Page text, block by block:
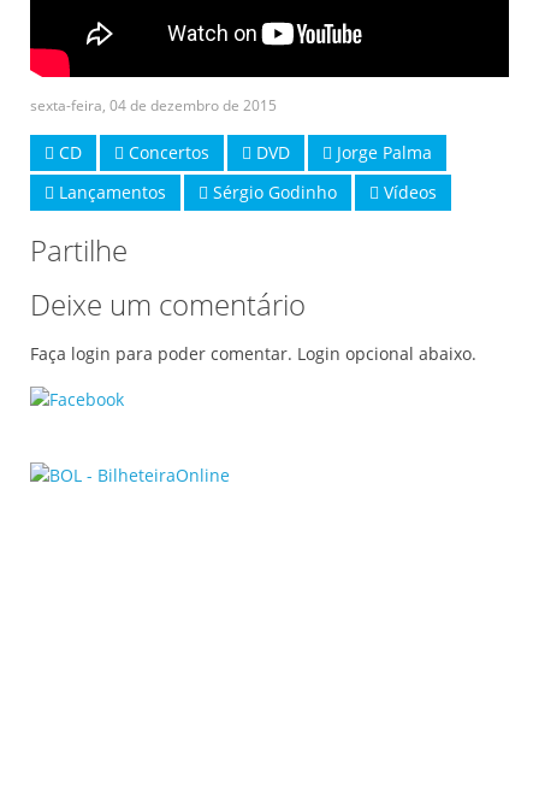
sexta-feira, 04 de dezembro de 2015
CD Concertos DVD
Jorge Palma
Lançamentos
Sérgio Godinho Vídeos
Partilhe
Deixe um comentário
Faça login para poder comentar. Login opcional abaixo.